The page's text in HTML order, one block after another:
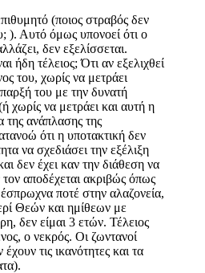
(ποιος στραβός δεν
). Αυτό όμως υπονοεί ότι ο
δεν εξελίσσεται.
ήδη τέλειος; Ότι αν εξελιχθεί
του, χωρίς να μετράει
του με την δυνατή
χωρίς να μετράει και αυτή η
της ανάπλασης της
ότι η υποτακτική δεν
να σχεδιάσει την εξέλιξη
δεν έχει καν την διάθεση να
αποδέχεται ακριβώς όπως
ποτέ στην αλαζονεία,
Θεών και ημίθεων με
δεν είμαι 3 ετών. Τέλειος
ο νεκρός. Οι ζωντανοί
έχουν τις ικανότητες και τα